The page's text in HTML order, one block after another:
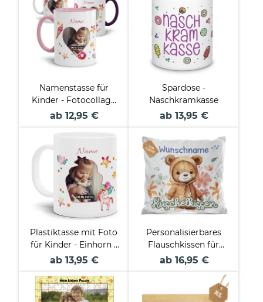
Namenstasse für
Kinder - Fotocollage
Einhorn
ab 12,95 €
Spardose -
Naschkramkasse
ab 13,95 €
Plastiktasse mit Foto
für Kinder - Einhorn -
mit Name
robustem Kunststoff
ab 13,95 €
Personalisierbares
Flauschkissen für
Kinder - mit Name -
Verschiedene Farben
ab 16,95 €